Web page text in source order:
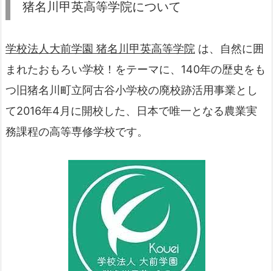
猪名川甲英高等学院について
学校法人大前学園 猪名川甲英高等学院 は、自然に囲
まれたおもろい学校！をテーマに、140年の歴史をも
つ旧猪名川町立阿古谷小学校の廃校跡活用事業とし
て2016年4月に開校した、日本で唯一となる農業実
務課程の高等専修学校です。